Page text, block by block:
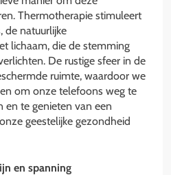
Thermotherapie stimuleert
de natuurlijke
lichaam, die de stemming
De rustige sfeer in de
ruimte, waardoor we
om onze telefoons weg te
en te genieten van een
geestelijke gezondheid
en spanning